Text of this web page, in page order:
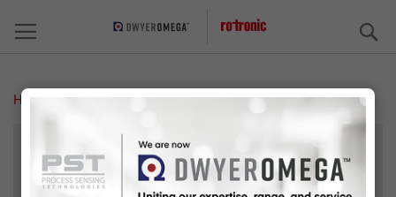
Home Technologie agricole
TECHNOLOGIE AGRICOLE
ARCHIVE/EXPOSITIONS